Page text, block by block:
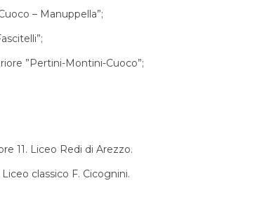
– Manuppella”;
”Pertini-Montini-Cuoco”;
11. Liceo Redi di Arezzo.
classico F. Cicognini.